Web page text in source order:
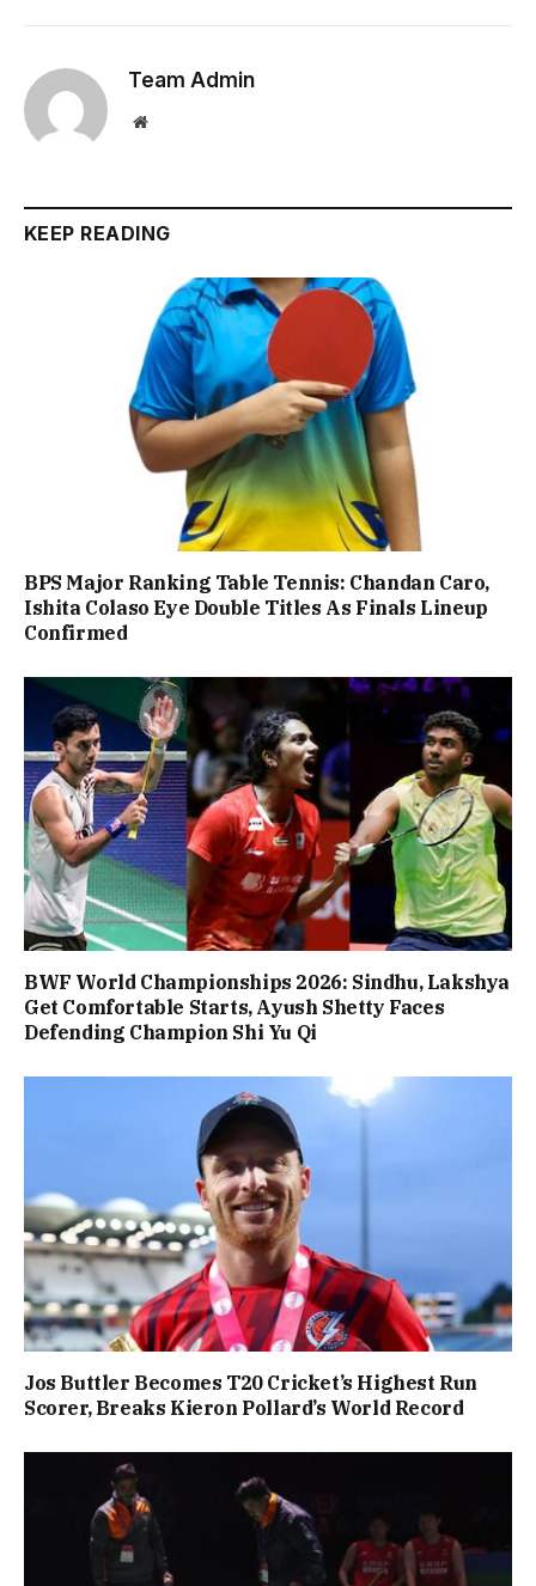
Team Admin
Website
KEEP READING
BPS Major Ranking Table Tennis: Chandan Caro,
Ishita Colaso Eye Double Titles As Finals Lineup
Confirmed
BWF World Championships 2026: Sindhu, Lakshya
Get Comfortable Starts, Ayush Shetty Faces
Defending Champion Shi Yu Qi
Jos Buttler Becomes T20 Cricket’s Highest Run
Scorer, Breaks Kieron Pollard’s World Record